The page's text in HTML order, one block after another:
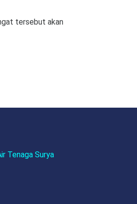
tersebut akan
Tenaga Surya